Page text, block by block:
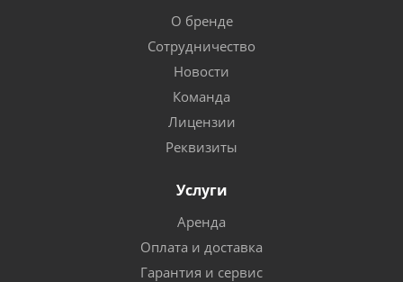
О бренде
Сотрудничество
Новости
Команда
Лицензии
Реквизиты
Услуги
Аренда
Оплата и доставка
Гарантия и сервис